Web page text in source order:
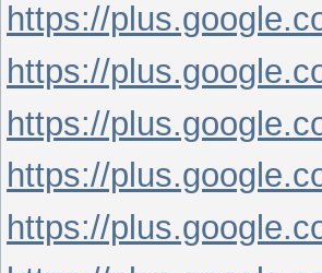
https://
https://
https://
https://
https://